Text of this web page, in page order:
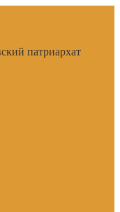
патриархат